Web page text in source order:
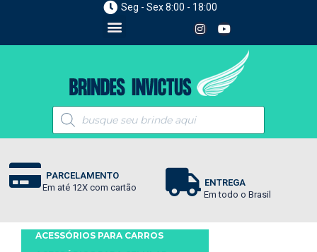
Seg - Sex 8:00 - 18:00
PARCELAMENTO
Em até 12X com cartão
ENTREGA
Em todo o Brasil
ACESSÓRIOS PARA CARROS